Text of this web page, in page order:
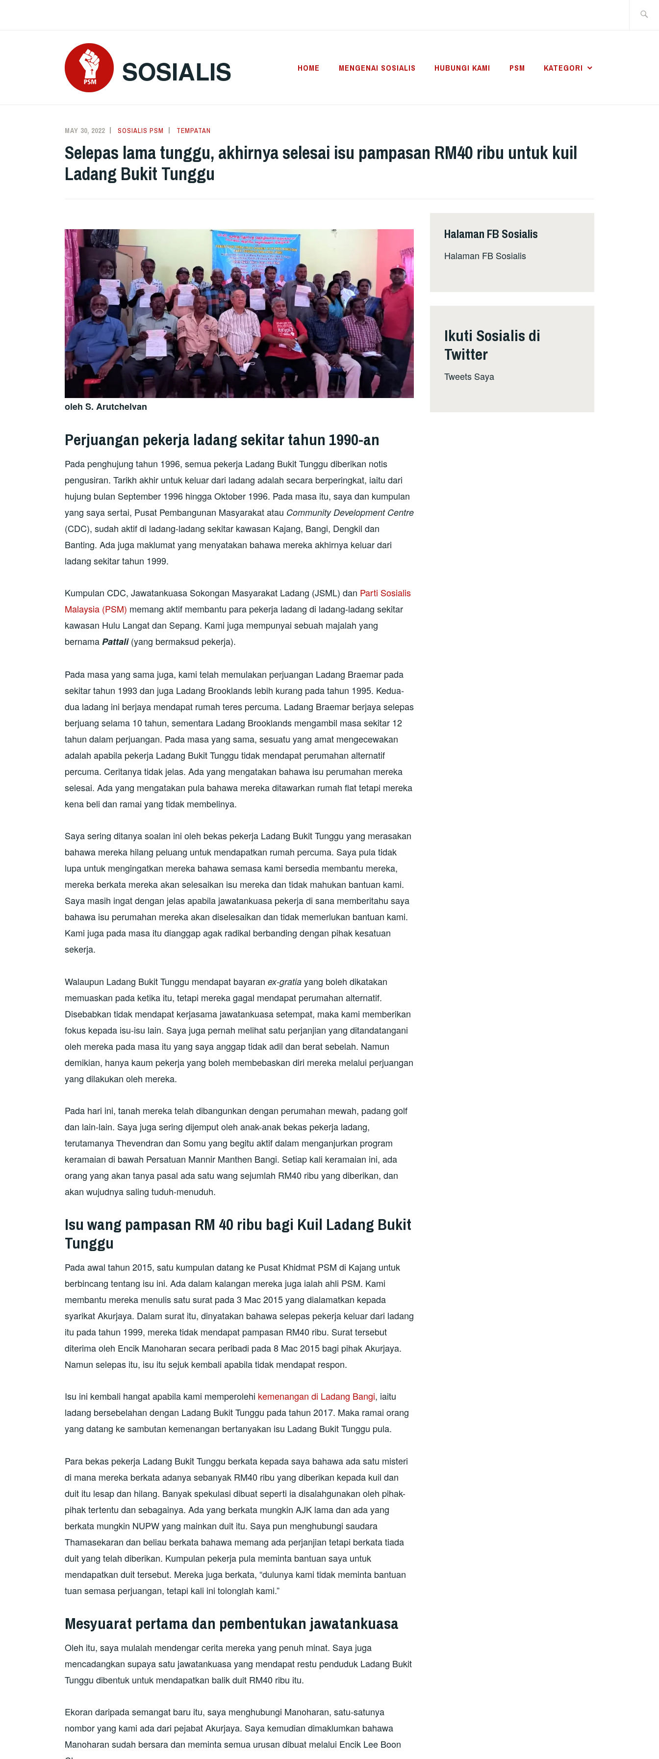
SOSIALIS HOME MENGENAI SOSIALIS HUBUNGI KAMI PSM KATEGORI
MAY 30, 2022 SOSIALIS PSM TEMPATAN
Selepas lama tunggu, akhirnya selesai isu pampasan RM40 ribu untuk kuil
Ladang Bukit Tunggu
oleh S. Arutchelvan
Perjuangan pekerja ladang sekitar tahun 1990-an
Pada penghujung tahun 1996, semua pekerja Ladang Bukit Tunggu diberikan notis
pengusiran. Tarikh akhir untuk keluar dari ladang adalah secara berperingkat, iaitu dari
hujung bulan September 1996 hingga Oktober 1996. Pada masa itu, saya dan kumpulan
yang saya sertai, Pusat Pembangunan Masyarakat atau Community Development Centre
(CDC), sudah aktif di ladang-ladang sekitar kawasan Kajang, Bangi, Dengkil dan
Banting. Ada juga maklumat yang menyatakan bahawa mereka akhirnya keluar dari
ladang sekitar tahun 1999.
Kumpulan CDC, Jawatankuasa Sokongan Masyarakat Ladang (JSML) dan Parti Sosialis
Malaysia (PSM) memang aktif membantu para pekerja ladang di ladang-ladang sekitar
kawasan Hulu Langat dan Sepang. Kami juga mempunyai sebuah majalah yang
bernamaPattali(yang bermaksud pekerja).
Pada masa yang sama juga, kami telah memulakan perjuangan Ladang Braemar pada
sekitar tahun 1993 dan juga Ladang Brooklands lebih kurang pada tahun 1995. Kedua-
dua ladang ini berjaya mendapat rumah teres percuma. Ladang Braemar berjaya selepas
berjuang selama 10 tahun, sementara Ladang Brooklands mengambil masa sekitar 12
tahun dalam perjuangan. Pada masa yang sama, sesuatu yang amat mengecewakan
adalah apabila pekerja Ladang Bukit Tunggu tidak mendapat perumahan alternatif
percuma. Ceritanya tidak jelas. Ada yang mengatakan bahawa isu perumahan mereka
selesai. Ada yang mengatakan pula bahawa mereka ditawarkan rumah flat tetapi mereka
kena beli dan ramai yang tidak membelinya.
Saya sering ditanya soalan ini oleh bekas pekerja Ladang Bukit Tunggu yang merasakan
bahawa mereka hilang peluang untuk mendapatkan rumah percuma. Saya pula tidak
lupa untuk mengingatkan mereka bahawa semasa kami bersedia membantu mereka,
mereka berkata mereka akan selesaikan isu mereka dan tidak mahukan bantuan kami.
Saya masih ingat dengan jelas apabila jawatankuasa pekerja di sana memberitahu saya
bahawa isu perumahan mereka akan diselesaikan dan tidak memerlukan bantuan kami.
Kami juga pada masa itu dianggap agak radikal berbanding dengan pihak kesatuan
sekerja.
Walaupun Ladang Bukit Tunggu mendapat bayaran ex-gratia yang boleh dikatakan
memuaskan pada ketika itu, tetapi mereka gagal mendapat perumahan alternatif.
Disebabkan tidak mendapat kerjasama jawatankuasa setempat, maka kami memberikan
fokus kepada isu-isu lain. Saya juga pernah melihat satu perjanjian yang ditandatangani
oleh mereka pada masa itu yang saya anggap tidak adil dan berat sebelah. Namun
demikian, hanya kaum pekerja yang boleh membebaskan diri mereka melalui perjuangan
yang dilakukan oleh mereka.
Pada hari ini, tanah mereka telah dibangunkan dengan perumahan mewah, padang golf
dan lain-lain. Saya juga sering dijemput oleh anak-anak bekas pekerja ladang,
terutamanya Thevendran dan Somu yang begitu aktif dalam menganjurkan program
keramaian di bawah Persatuan Mannir Manthen Bangi. Setiap kali keramaian ini, ada
orang yang akan tanya pasal ada satu wang sejumlah RM40 ribu yang diberikan, dan
akan wujudnya saling tuduh-menuduh.
Isu wang pampasan RM 40 ribu bagi Kuil Ladang Bukit
Tunggu
Pada awal tahun 2015, satu kumpulan datang ke Pusat Khidmat PSM di Kajang untuk
berbincang tentang isu ini. Ada dalam kalangan mereka juga ialah ahli PSM. Kami
membantu mereka menulis satu surat pada 3 Mac 2015 yang dialamatkan kepada
syarikat Akurjaya. Dalam surat itu, dinyatakan bahawa selepas pekerja keluar dari ladang
itu pada tahun 1999, mereka tidak mendapat pampasan RM40 ribu. Surat tersebut
diterima oleh Encik Manoharan secara peribadi pada 8 Mac 2015 bagi pihak Akurjaya.
Namun selepas itu, isu itu sejuk kembali apabila tidak mendapat respon.
Isu ini kembali hangat apabila kami memperolehi kemenangan di Ladang Bangi, iaitu
ladang bersebelahan dengan Ladang Bukit Tunggu pada tahun 2017. Maka ramai orang
yang datang ke sambutan kemenangan bertanyakan isu Ladang Bukit Tunggu pula.
Para bekas pekerja Ladang Bukit Tunggu berkata kepada saya bahawa ada satu misteri
di mana mereka berkata adanya sebanyak RM40 ribu yang diberikan kepada kuil dan
duit itu lesap dan hilang. Banyak spekulasi dibuat seperti ia disalahgunakan oleh pihak-
pihak tertentu dan sebagainya. Ada yang berkata mungkin AJK lama dan ada yang
berkata mungkin NUPW yang mainkan duit itu. Saya pun menghubungi saudara
Thamasekaran dan beliau berkata bahawa memang ada perjanjian tetapi berkata tiada
duit yang telah diberikan. Kumpulan pekerja pula meminta bantuan saya untuk
mendapatkan duit tersebut. Mereka juga berkata, “dulunya kami tidak meminta bantuan
tuan semasa perjuangan, tetapi kali ini tolonglah kami.”
Mesyuarat pertama dan pembentukan jawatankuasa
Oleh itu, saya mulalah mendengar cerita mereka yang penuh minat. Saya juga
mencadangkan supaya satu jawatankuasa yang mendapat restu penduduk Ladang Bukit
Tunggu dibentuk untuk mendapatkan balik duit RM40 ribu itu.
Ekoran daripada semangat baru itu, saya menghubungi Manoharan, satu-satunya
nombor yang kami ada dari pejabat Akurjaya. Saya kemudian dimaklumkan bahawa
Manoharan sudah bersara dan meminta semua urusan dibuat melalui Encik Lee Boon
Halaman FB Sosialis
Halaman FB Sosialis
Ikuti Sosialis di
Twitter
Tweets Saya